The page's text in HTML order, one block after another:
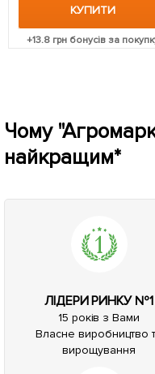
КУПИТИ
+13.8 грн бонусів за
Чому
найкращим*
ЛІДЕРИ РИНКУ №1
15 років з Вами
Власне виробництво
вирощування